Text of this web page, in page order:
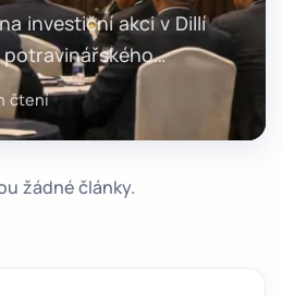
investiční akci v Dillí
crore rupií. Projekty
více než 43 tisíc
čtení
žádné články.